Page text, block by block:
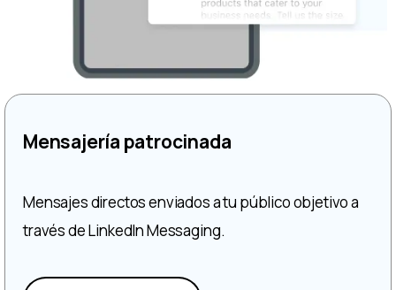
Mensajería patrocinada
Mensajes directos enviados a tu público objetivo a
través de LinkedIn Messaging.